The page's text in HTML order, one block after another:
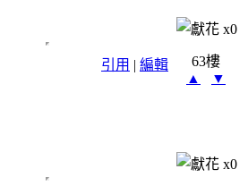
x0
引用 | 編輯
63樓
▲
▼
x0